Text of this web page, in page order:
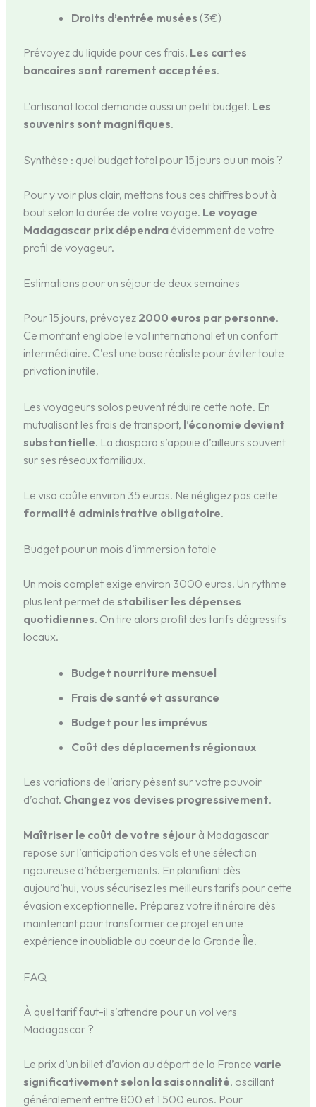
Droits d’entrée musées (3€)
Prévoyez du liquide pour ces frais. Les cartes
bancaires sont rarement acceptées.
L’artisanat local demande aussi un petit budget. Les
souvenirs sont magnifiques.
Synthèse : quel budget total pour 15 jours ou un mois ?
Pour y voir plus clair, mettons tous ces chiffres bout à
bout selon la durée de votre voyage. Le voyage
Madagascar prix dépendraévidemment de votre
profil de voyageur.
Estimations pour un séjour de deux semaines
Pour 15 jours, prévoyez 2000 euros par personne.
Ce montant englobe le vol international et un confort
intermédiaire. C’est une base réaliste pour éviter toute
privation inutile.
Les voyageurs solos peuvent réduire cette note. En
mutualisant les frais de transport, l’économie devient
substantielle. La diaspora s’appuie d’ailleurs souvent
sur ses réseaux familiaux.
Le visa coûte environ 35 euros. Ne négligez pas cette
formalité administrative obligatoire.
Budget pour un mois d’immersion totale
Un mois complet exige environ 3000 euros. Un rythme
plus lent permet de stabiliser les dépenses
quotidiennes. On tire alors profit des tarifs dégressifs
locaux.
Budget nourriture mensuel
Frais de santé et assurance
Budget pour les imprévus
Coût des déplacements régionaux
Les variations de l’ariary pèsent sur votre pouvoir
d’achat. Changez vos devises progressivement.
Maîtriser le coût de votre séjourà Madagascar
repose sur l’anticipation des vols et une sélection
rigoureuse d’hébergements. En planifiant dès
aujourd’hui, vous sécurisez les meilleurs tarifs pour cette
évasion exceptionnelle. Préparez votre itinéraire dès
maintenant pour transformer ce projet en une
expérience inoubliable au cœur de la Grande Île.
FAQ
À quel tarif faut-il s’attendre pour un vol vers
Madagascar ?
Le prix d’un billet d’avion au départ de la France varie
significativement selon la saisonnalité, oscillant
généralement entre 800 et 1 500 euros. Pour